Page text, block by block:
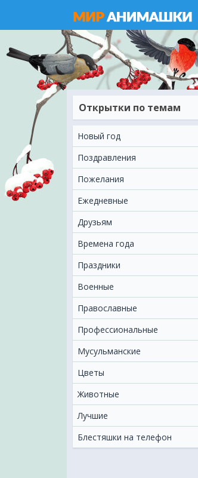
Открытки по темам
Новый год
Поздравления
Пожелания
Ежeдневные
Друзьям
Времена года
Праздники
Военные
Православные
Профессиональные
Мусульманские
Цветы
Животные
Лучшие
Блестяшки на телефон